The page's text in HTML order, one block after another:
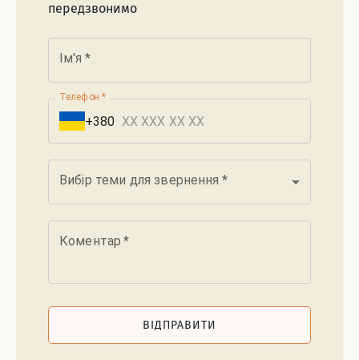
передзвонимо
Ім'я *
Телефон *
+380
Вибір теми для звернення *
Коментар *
ВІДПРАВИТИ